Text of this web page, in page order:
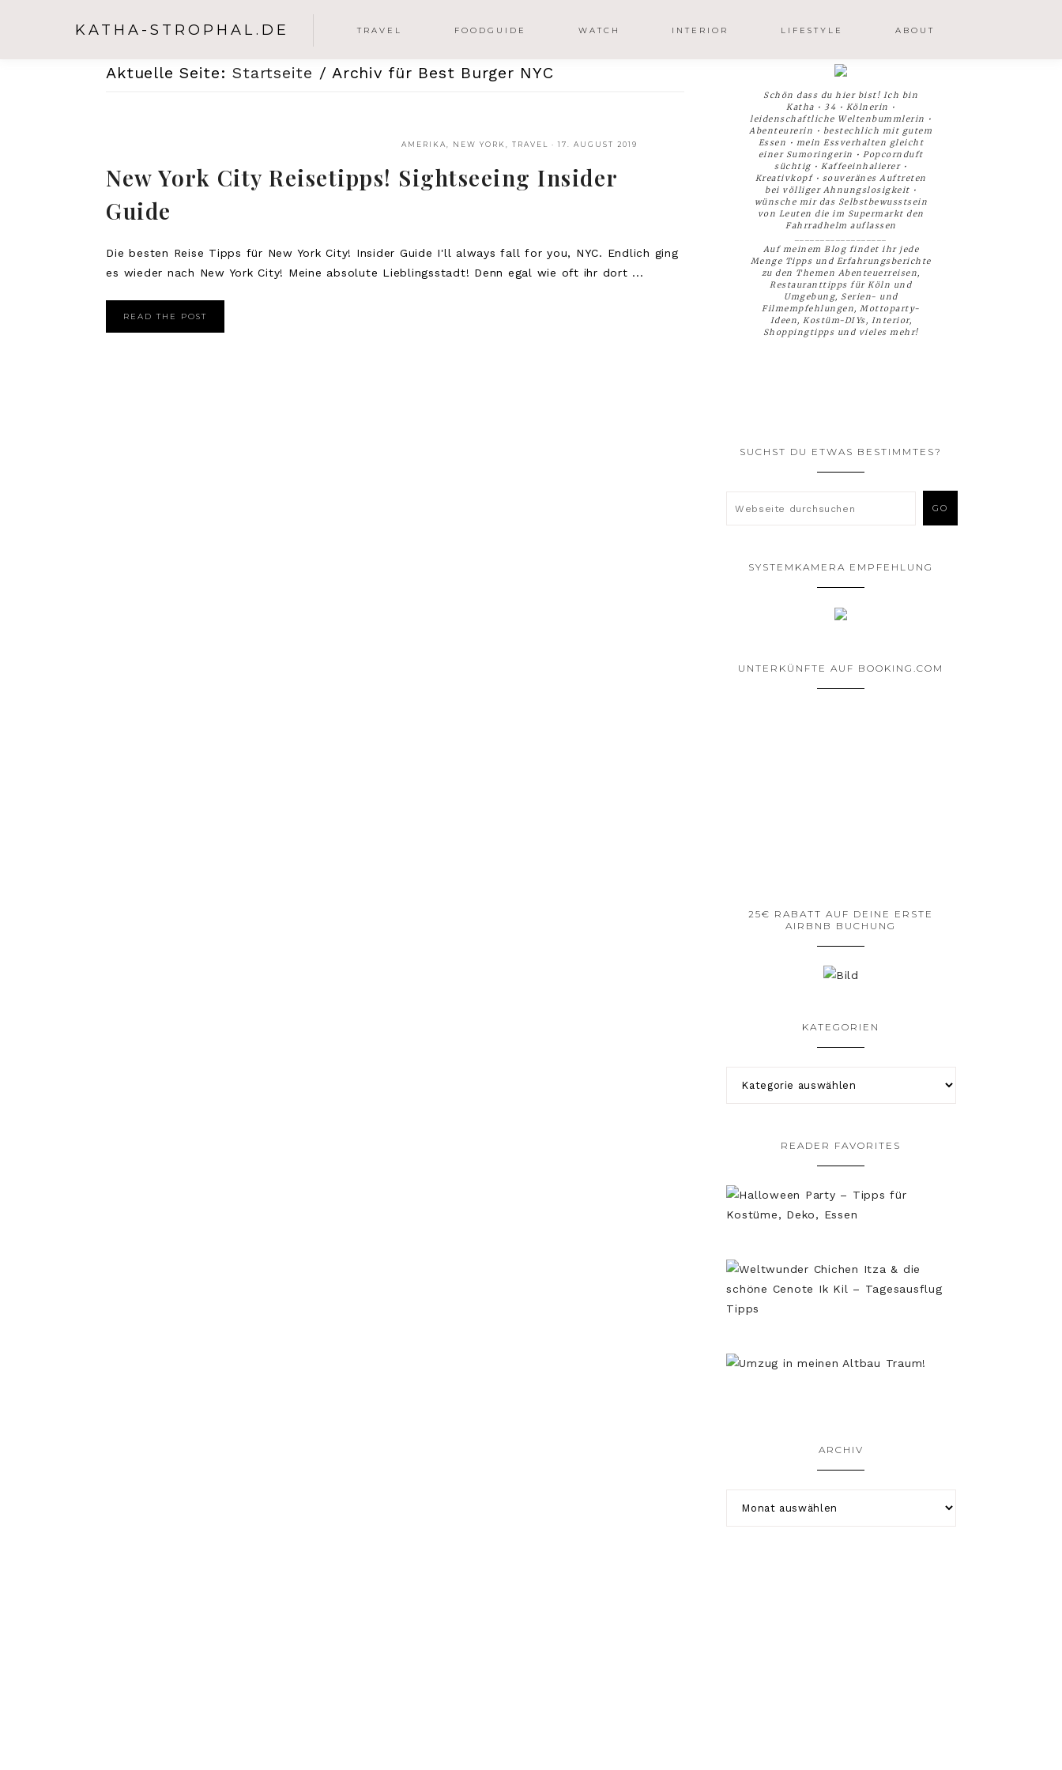
KATHA-STROPHAL.DE TRAVEL FOODGUIDE WATCH INTERIOR LIFESTYLE ABOUT
Aktuelle Seite:Startseite / Archiv für Best Burger NYC
AMERIKA NEW YORK ,TRAVEL ·17. AUGUST 2019
New York City Reisetipps! Sightseeing Insider
Guide
Die besten Reise Tipps für New York City! Insider Guide I'll always fall for you, NYC. Endlich ging
es wieder nach New York City! Meine absolute Lieblingsstadt! Denn egal wie oft ihr dort ...
READ THE POST
Schön dass du hier bist! Ich bin
Katha • 34 • Kölnerin •
leidenschaftliche Weltenbummlerin •
Abenteurerin • bestechlich mit gutem
Essen • mein Essverhalten gleicht
einer Sumoringerin • Popcornduft
süchtig • Kaffeeinhalierer •
Kreativkopf • souveränes Auftreten
bei völliger Ahnungslosigkeit •
wünsche mir das Selbstbewusstsein
von Leuten die im Supermarkt den
Fahrradhelm auflassen
Auf meinem Blog findet ihr jede
Menge Tipps und Erfahrungsberichte
zu den Themen Abenteuerreisen,
Restauranttipps für Köln und
Umgebung, Serien- und
Filmempfehlungen, Mottoparty-
Ideen, Kostüm-DIYs, Interior,
Shoppingtipps und vieles mehr!
SUCHST DU ETWAS BESTIMMTES?
SYSTEMKAMERA EMPFEHLUNG
UNTERKÜNFTE AUF BOOKING.COM
25€ RABATT AUF DEINE ERSTE
AIRBNB BUCHUNG
KATEGORIEN
READER FAVORITES
ARCHIV